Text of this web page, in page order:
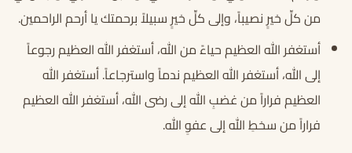
من كلِّ خيرٍ نصيباً، وإلى كلِّ خيرٍ سبيلاً برحمتك يا أرحم الراحمين.
أستغفر الله العظيم حياءً من الله، أستغفر الله العظيم رجوعاً
إلى الله، أستغفر الله العظيم ندماً واسترجاعاً. أستغفر الله
العظيم فراراً من غضبِ الله إلى رضى الله، أستغفر الله العظيم
فراراً من سخطِ الله إلى عفوِ الله.